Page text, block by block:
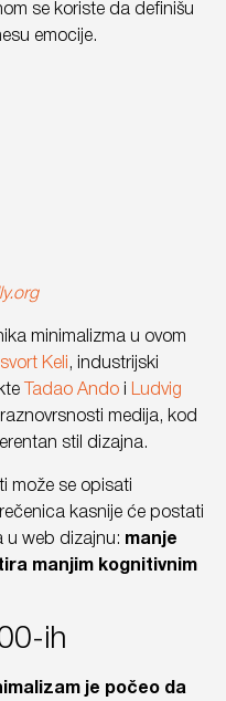
se koriste da definišu
emocije.
minimalizma u ovom
Keli , industrijski
Tadao Ando
Ludvig
medija, kod
stil dizajna.
može se opisati
kasnije će postati
u web dizajnu: manje
manjim kognitivnim
ih
je počeo da